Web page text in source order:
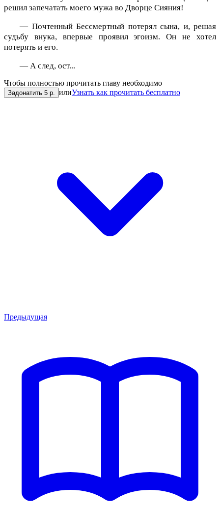
решил запечатать моего мужа во Дворце Сияния!
— Почтенный Бессмертный потерял сына, и, решая
судьбу внука, впервые проявил эгоизм. Он не хотел
потерять и его.
— А след, ост...
Чтобы полностью прочитать главу необходимо
Задонатить 5 р. илиУзнать как прочитать бесплатно
Предыдущая